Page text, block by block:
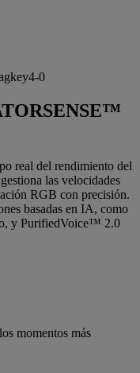
real del rendimiento del
las velocidades
RGB con precisión.
basadas en IA, como
y PurifiedVoice™ 2.0
momentos más